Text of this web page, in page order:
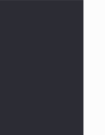
حفل توزيع